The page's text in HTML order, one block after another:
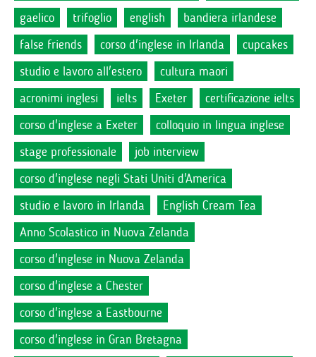
gaelico
trifoglio english
bandiera irlandese
false friends
corso d'inglese in Irlanda
cupcakes
studio e lavoro all'estero
cultura maori
acronimi inglesi
ielts Exeter
certificazione ielts
corso d'inglese a Exeter
colloquio in lingua inglese
stage professionale
job interview
corso d'inglese negli Stati Uniti d'America
studio e lavoro in Irlanda
English Cream Tea
Anno Scolastico in Nuova Zelanda
corso d'inglese in Nuova Zelanda
corso d'inglese a Chester
corso d'inglese a Eastbourne
corso d'inglese in Gran Bretagna